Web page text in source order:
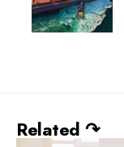
Related ↷